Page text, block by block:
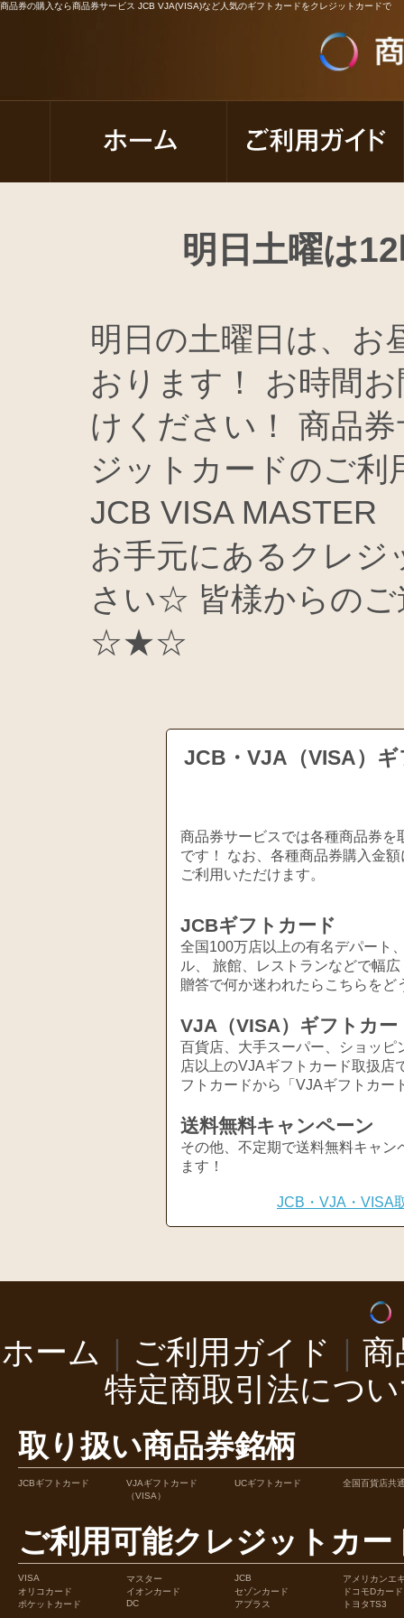
商品券の購入なら商品券サービス JCB VJA(VISA)など人気のギフトカードをクレジットカードで
明日土曜は
明日の土曜日は、お
おります！ お時間
けください！ 商品
ジットカードのご利
JCB VISA
お手元にあるクレジ
さい☆ 皆様からの
☆★☆
JCB・VJA（VISA）
商品券サービスでは各種商品券
です！ なお、各種商品券購入金
ご利用いただけます。
JCBギフトカード
全国100万店以上の有名デパート
ル、 旅館、レストランなどで幅
贈答で何か迷われたらこちらをど
VJA（VISA）ギフトカー
百貨店、大手スーパー、ショッ
店以上のVJAギフトカード取扱店
フトカードから「VJAギフトカー
送料無料キャンペーン
その他、不定期で送料無料キャ
ます！
JCB・VJA・VISA
ホーム ご利用ガイド
商
特定商取引法につ
取り扱い商品券銘柄
JCBギフトカード
VJAギフトカード
（VISA）
UCギフトカード 全国百貨店共
ご利用可能クレジットカー
VISA マスター JCB
アメリカンエ
オリコカード
イオンカード セゾンカード
ドコモDカード
ポケットカード
DC アプラス トヨタTS3